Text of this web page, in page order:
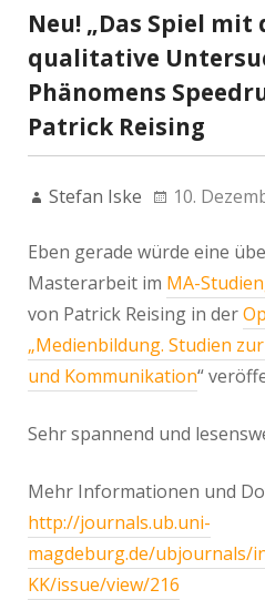
Neu! „Das Spiel mit
qualitative
Phänomens
Patrick Reising
Stefan Iske 10.
Eben gerade würde eine
Masterarbeit im MA-
von Patrick Reising in der
„Medienbildung. Studien
und Kommunikation“
Sehr spannend und
Mehr Informationen und
http://journals.ub.uni-
magdeburg.de/ubjournals/
KK/issue/view/216